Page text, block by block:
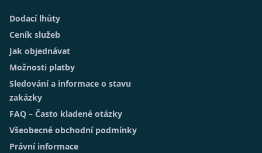
Dodací lhůty
Ceník služeb
Jak objednávat
Možnosti platby
Sledování a informace o stavu
zakázky
FAQ – Často kladené otázky
Všeobecné obchodní podmínky
Právní informace